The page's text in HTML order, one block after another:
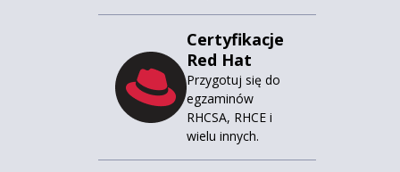
Certyfikacje
Red Hat
Przygotuj się do
egzaminów
RHCSA, RHCE i
wielu innych.